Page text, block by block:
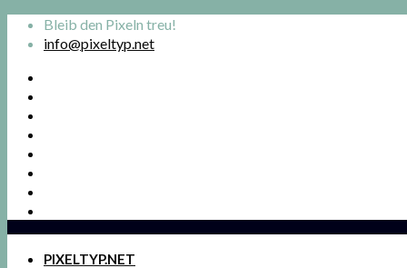
Bleib den Pixeln treu!
info@pixeltyp.net
PIXELTYP.NET